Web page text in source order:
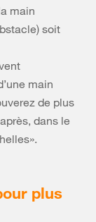
main
soit
main
de plus
dans le
plus